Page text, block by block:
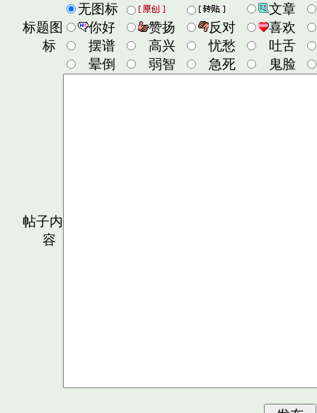
标题图
标
无图标
文章
你好
赞扬 反对
喜欢
摆谱
高兴 忧愁
吐舌
晕倒
弱智 急死 鬼脸
帖子内
容